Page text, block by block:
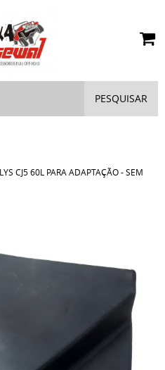
PESQUISAR
CJ5 60L PARA ADAPTAÇÃO - SEM